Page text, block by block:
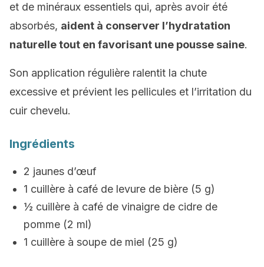
et de minéraux essentiels qui, après avoir été
absorbés, aident à conserver l’hydratation
naturelle tout en favorisant une pousse saine.
Son application régulière ralentit la chute
excessive et prévient les pellicules et l’irritation du
cuir chevelu.
Ingrédients
2 jaunes d’œuf
1 cuillère à café de levure de bière (5 g)
½ cuillère à café de vinaigre de cidre de
pomme (2 ml)
1 cuillère à soupe de miel (25 g)